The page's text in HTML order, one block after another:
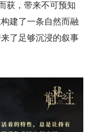
获，带来不可预知
建了一条自然而融
了足够沉浸的叙事